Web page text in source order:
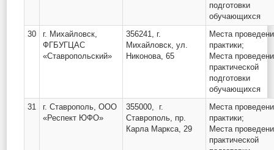
подготовки
обучающихся
30
г. Михайловск,
ФГБУГЦАС
«Ставропольский»
356241, г.
Михайловск, ул.
Никонова, 65
Места
практики;
Места
практической
подготовки
обучающихся
31
г. Ставрополь, ООО
«Респект ЮФО»
355000, г.
Ставрополь, пр.
Карла Маркса, 29
Места
практики;
Места
практической